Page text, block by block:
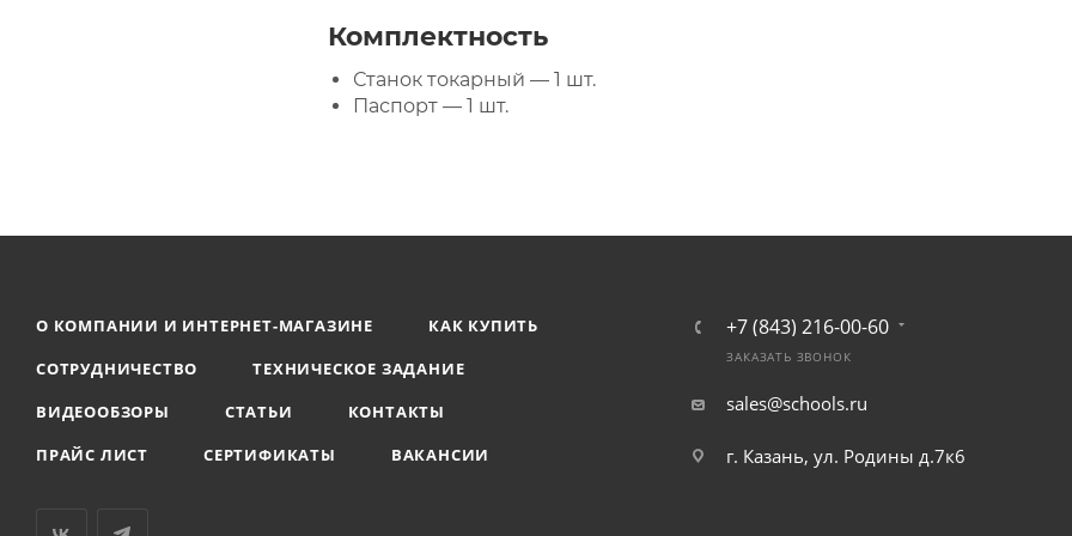
Комплектность
Станок токарный — 1 шт.
Паспорт — 1 шт.
О КОМПАНИИ И ИНТЕРНЕТ-МАГАЗИНЕ
КАК КУПИТЬ
СОТРУДНИЧЕСТВО
ТЕХНИЧЕСКОЕ ЗАДАНИЕ
ВИДЕООБЗОРЫ
СТАТЬИ
КОНТАКТЫ
ПРАЙС ЛИСТ
СЕРТИФИКАТЫ ВАКАНСИИ
+7 (843) 216-00-60
ЗАКАЗАТЬ ЗВОНОК
sales@schools.ru
г. Казань, ул. Родины д.7к6